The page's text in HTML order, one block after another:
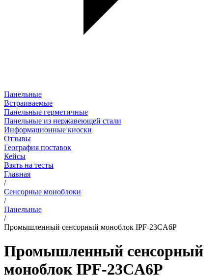
Панельные
Встраиваемые
Панельные герметичные
Панельные из нержавеющей стали
Информационные киоски
Отзывы
География поставок
Кейсы
Взять на тесты
Главная
/
Сенсорные моноблоки
/
Панельные
/
Промышленный сенсорный моноблок IPF-23CA6P
Промышленный сенсорный
моноблок IPF-23CA6P